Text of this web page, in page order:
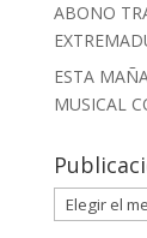
ABONO
ESTA
MUSICAL